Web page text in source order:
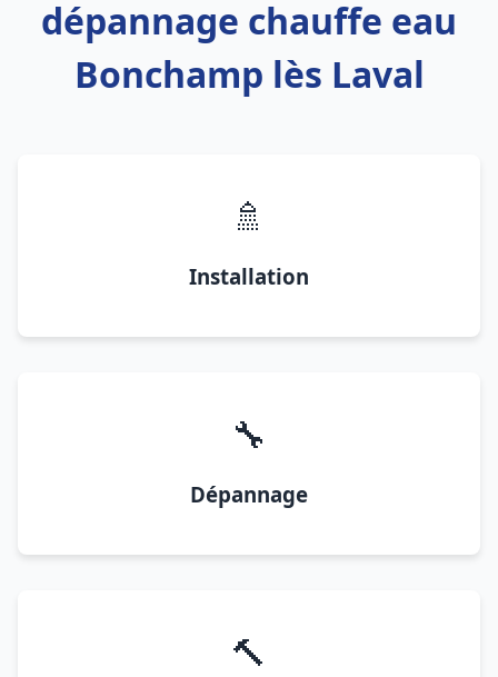
dépannage chauffe eau
Bonchamp lès Laval
🚿
Installation
🔧
Dépannage
🔨